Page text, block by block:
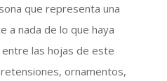
que representa una
a nada de lo que haya
las hojas de este
ornamentos,